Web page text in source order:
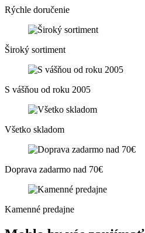
Rýchle doručenie
Široký sortiment
S vášňou od roku 2005
Všetko skladom
Doprava zadarmo nad 70€
Kamenné predajne